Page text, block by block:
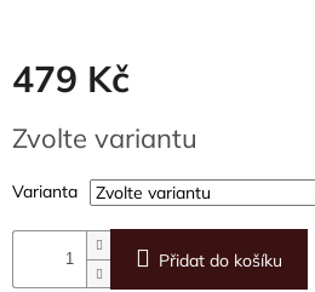
479 Kč
cena:
Zvolte variantu
Varianta
Přidat do košíku